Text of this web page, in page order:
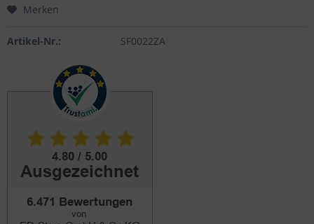
Merken
Artikel-Nr.: SF0022ZA